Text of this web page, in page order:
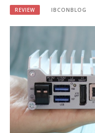
REVIEW IBCONBLOG